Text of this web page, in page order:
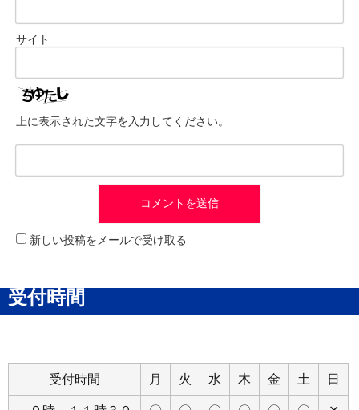
サイト
上に表示された文字を入力してください。
新しい投稿をメールで受け取る
受付時間
受付時間 月 火 水 木 金 土 日